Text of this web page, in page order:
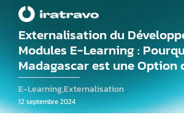
Externalisation du
Modules E-Learning :
Madagascar est une Option
E-Learning,Externalisation
12 septembre 2024